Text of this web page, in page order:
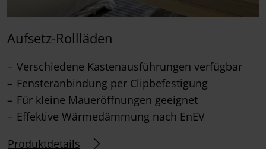
Aufsetz-Rollläden
Verschiedene Kastenausführungen verfügbar
Fensteranbindung per Clipbefestigung
Für kleine Maueröffnungen geeignet
Effektive Wärmedämmung nach EnEV
Produktdetails